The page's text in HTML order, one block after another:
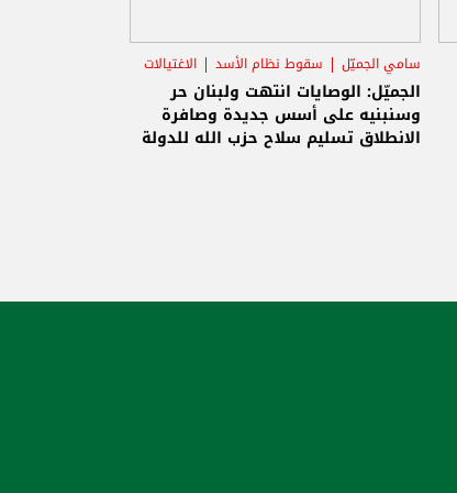
سامي الجميّل سقوط نظام الأسد الاغتيالات
الجميّل: الوصايات انتهت ولبنان حر
وسنبنيه على أسس جديدة وصافرة
الانطلاق تسليم سلاح حزب الله للدولة